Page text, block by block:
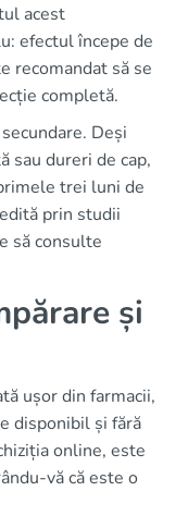
acest
efectul începe de
recomandat să se
completă.
Deși
sau dureri de cap,
trei luni de
prin studii
să consulte
și
ușor din farmacii,
disponibil și fără
online, este
vă că este o